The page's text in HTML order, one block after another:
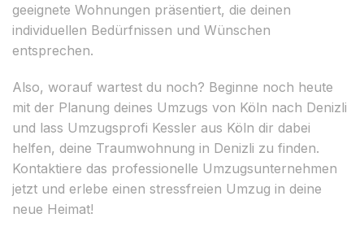
geeignete Wohnungen präsentiert, die deinen
individuellen Bedürfnissen und Wünschen
entsprechen.
Also, worauf wartest du noch? Beginne noch heute
mit der Planung deines Umzugs von Köln nach Denizli
und lass Umzugsprofi Kessler aus Köln dir dabei
helfen, deine Traumwohnung in Denizli zu finden.
Kontaktiere das professionelle Umzugsunternehmen
jetzt und erlebe einen stressfreien Umzug in deine
neue Heimat!